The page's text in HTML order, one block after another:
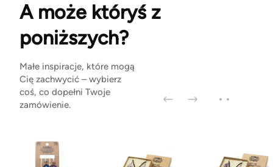
A może któryś z
poniższych?
Małe inspiracje, które mogą
Cię zachwycić – wybierz
coś, co dopełni Twoje
zamówienie.